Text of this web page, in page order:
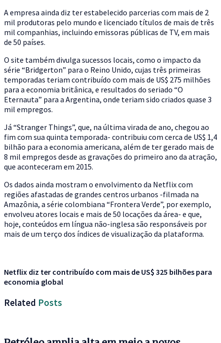
A empresa ainda diz ter estabelecido parcerias com mais de 2
mil produtoras pelo mundo e licenciado títulos de mais de três
mil companhias, incluindo emissoras públicas de TV, em mais
de 50 países.
O site também divulga sucessos locais, como o impacto da
série “Bridgerton” para o Reino Unido, cujas três primeiras
temporadas teriam contribuído com mais de US$ 275 milhões
para a economia britânica, e resultados do seriado “O
Eternauta” para a Argentina, onde teriam sido criados quase 3
mil empregos.
Já “Stranger Things”, que, na última virada de ano, chegou ao
fim com sua quinta temporada- contribuiu com cerca de US$ 1,4
bilhão para a economia americana, além de ter gerado mais de
8 mil empregos desde as gravações do primeiro ano da atração,
que aconteceram em 2015.
Os dados ainda mostram o envolvimento da Netflix com
regiões afastadas de grandes centros urbanos -filmada na
Amazônia, a série colombiana “Frontera Verde”, por exemplo,
envolveu atores locais e mais de 50 locações da área- e que,
hoje, conteúdos em língua não-inglesa são responsáveis por
mais de um terço dos índices de visualização da plataforma.
Netflix diz ter contribuído com mais de US$ 325 bilhões para
economia global
Related Posts